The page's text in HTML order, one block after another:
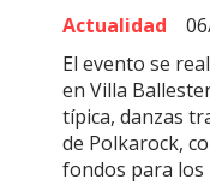
Actualidad
El evento se
en Villa
típica, danzas
de Polkarock,
fondos para los